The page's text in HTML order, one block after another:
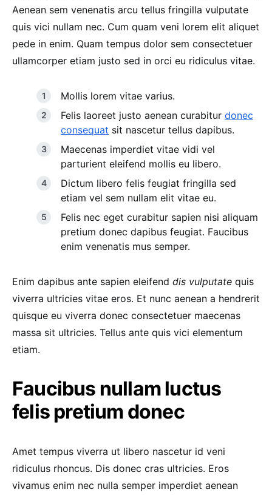
Aenean sem venenatis arcu tellus fringilla vulputate
quis vici nullam nec. Cum quam veni lorem elit aliquet
pede in enim. Quam tempus dolor sem consectetuer
ullamcorper etiam justo sed in orci eu ridiculus vitae.
Mollis lorem vitae varius.
Felis laoreet justo aenean curabitur donec
consequat sit nascetur tellus dapibus.
Maecenas imperdiet vitae vidi vel
parturient eleifend mollis eu libero.
Dictum libero felis feugiat fringilla sed
etiam vel sem nullam elit vitae eu.
Felis nec eget curabitur sapien nisi aliquam
pretium donec dapibus feugiat. Faucibus
enim venenatis mus semper.
Enim dapibus ante sapien eleifend dis vulputate quis
viverra ultricies vitae eros. Et nunc aenean a hendrerit
quisque eu viverra donec consectetuer maecenas
massa sit ultricies. Tellus ante quis vici elementum
etiam.
Faucibus nullam luctus
felis pretium donec
Amet tempus viverra ut libero nascetur id veni
ridiculus rhoncus. Dis donec cras ultricies. Eros
vivamus enim nec nulla semper imperdiet aenean